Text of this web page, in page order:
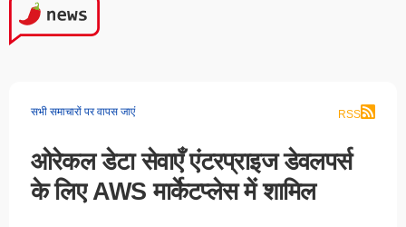
सभी समाचारों पर वापस जाएं RSS
ओरेकल डेटा सेवाएँ एंटरप्राइज डेवलपर्स
के लिए AWS मार्केटप्लेस में शामिल